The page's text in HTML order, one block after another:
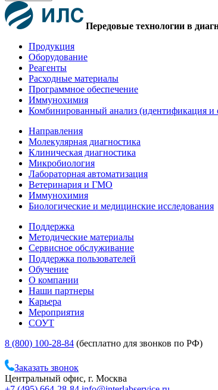
Передовые технологии в
Продукция
Оборудование
Реагенты
Расходные материалы
Программное обеспечение
Иммунохимия
Комбинированный анализ (идентификация и
Направления
Молекулярная диагностика
Клиническая диагностика
Микробиология
Лабораторная автоматизация
Ветеринария и ГМО
Иммунохимия
Биологические и медицинские исследования
Поддержка
Методические материалы
Сервисное обслуживание
Поддержка пользователей
Обучение
О компании
Наши партнеры
Карьера
Мероприятия
СОУТ
8 (800) 100-28-84 (бесплатно для звонков по РФ)
Заказать звонок
Центральный офис, г. Москва